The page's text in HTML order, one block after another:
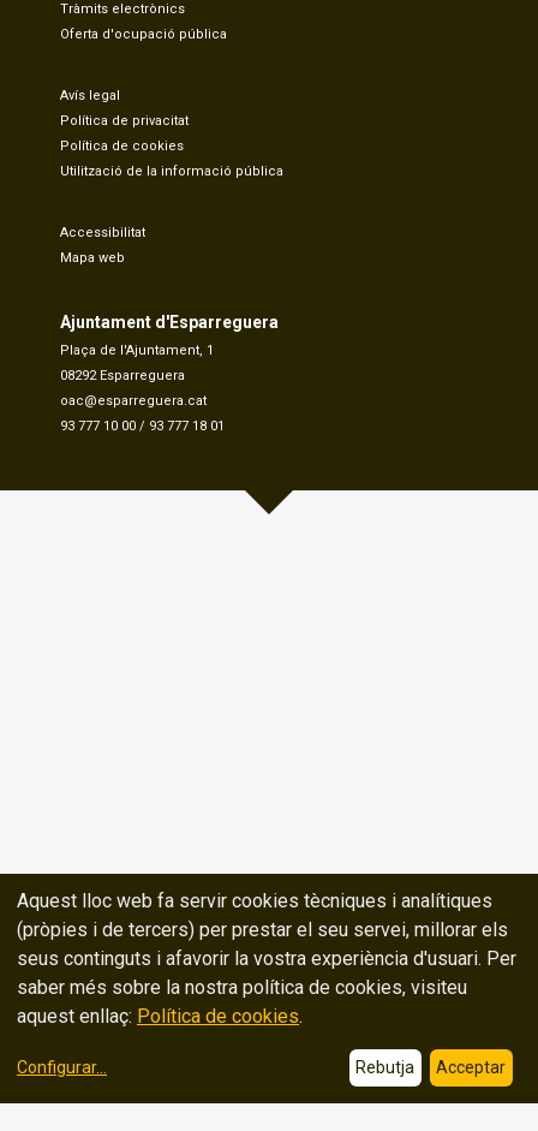
Tràmits electrònics
Oferta d'ocupació pública
Avís legal
Política de privacitat
Política de cookies
Utilització de la informació pública
Accessibilitat
Mapa web
Ajuntament d'Esparreguera
Plaça de l'Ajuntament, 1
08292 Esparreguera
oac@esparreguera.cat
93 777 10 00 / 93 777 18 01
Aquest lloc web fa servir cookies tècniques i analítiques
(pròpies i de tercers) per prestar el seu servei, millorar els
seus continguts i afavorir la vostra experiència d'usuari. Per
saber més sobre la nostra política de cookies, visiteu
aquest enllaç: Política de cookies.
Configurar... Rebutja Acceptar